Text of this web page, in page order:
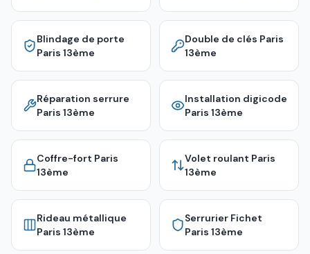
Blindage de porte
Paris 13ème
Double de clés Paris
13ème
Réparation serrure
Paris 13ème
Installation digicode
Paris 13ème
Coffre-fort Paris
13ème
Volet roulant Paris
13ème
Rideau métallique
Paris 13ème
Serrurier Fichet
Paris 13ème